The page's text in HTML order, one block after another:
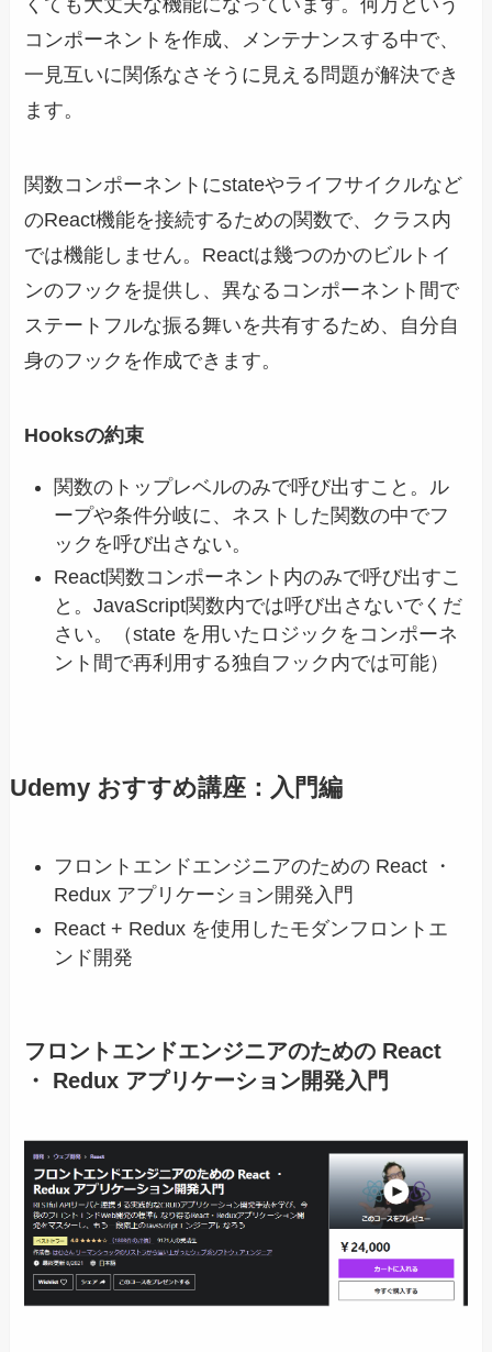
くても大丈夫な機能になっています。何万という
コンポーネントを作成、メンテナンスする中で、
一見互いに関係なさそうに見える問題が解決でき
ます。
関数コンポーネントにstateやライフサイクルなど
のReact機能を接続するための関数で、クラス内
では機能しません。Reactは幾つのかのビルトイ
ンのフックを提供し、異なるコンポーネント間で
ステートフルな振る舞いを共有するため、自分自
身のフックを作成できます。
Hooksの約束
関数のトップレベルのみで呼び出すこと。ル
ープや条件分岐に、ネストした関数の中でフ
ックを呼び出さない。
React関数コンポーネント内のみで呼び出すこ
と。JavaScript関数内では呼び出さないでくだ
さい。（state を用いたロジックをコンポーネ
ント間で再利用する独自フック内では可能）
Udemy おすすめ講座：入門編
フロントエンドエンジニアのための React ・
Redux アプリケーション開発入門
React + Redux を使用したモダンフロントエ
ンド開発
フロントエンドエンジニアのための React
・ Redux アプリケーション開発入門